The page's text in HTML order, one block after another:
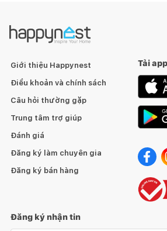
Giới thiệu Happynest
Điều khoản và chính sách
Câu hỏi thường gặp
Trung tâm trợ giúp
Đánh giá
Đăng ký làm chuyên gia
Đăng ký bán hàng
Tải
Đăng ký nhận tin